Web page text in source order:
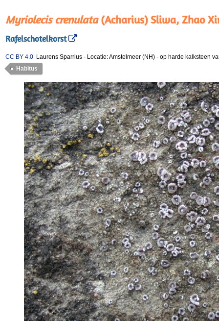
Myriolecis crenulata(Acharius) Sliwa, Zhao
Rafelschotelkorst
CC BY 4.0 Laurens Sparrius - Locatie: Amstelmeer (NH) - op harde kalksteen
Habitus